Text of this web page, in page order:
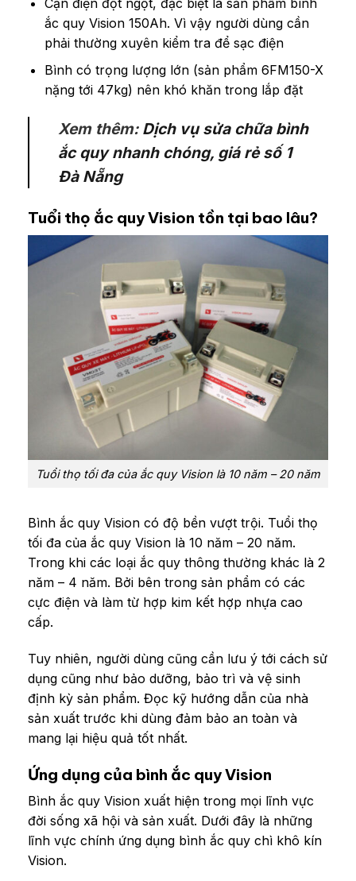
ắc quy Vision 150Ah. Vì vậy người dùng cần
phải thường xuyên kiểm tra để sạc điện
Bình có trọng lượng lớn (sản phẩm 6FM150-X
nặng tới 47kg) nên khó khăn trong lắp đặt
Xem thêm: Dịch vụ sửa chữa bình
ắc quy nhanh chóng, giá rẻ số 1
Đà Nẵng
Tuổi thọ ắc quy Vision tồn tại bao lâu?
Tuổi thọ tối đa của ắc quy Vision là 10 năm – 20 năm
Bình ắc quy Vision có độ bền vượt trội. Tuổi thọ
tối đa của ắc quy Vision là 10 năm – 20 năm.
Trong khi các loại ắc quy thông thường khác là 2
năm – 4 năm. Bởi bên trong sản phẩm có các
cực điện và làm từ hợp kim kết hợp nhựa cao
cấp.
Tuy nhiên, người dùng cũng cần lưu ý tới cách sử
dụng cũng như bảo dưỡng, bảo trì và vệ sinh
định kỳ sản phẩm. Đọc kỹ hướng dẫn của nhà
sản xuất trước khi dùng đảm bảo an toàn và
mang lại hiệu quả tốt nhất.
Ứng dụng của bình ắc quy Vision
Bình ắc quy Vision xuất hiện trong mọi lĩnh vực
đời sống xã hội và sản xuất. Dưới đây là những
lĩnh vực chính ứng dụng bình ắc quy chì khô kín
Vision.